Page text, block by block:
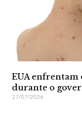
EUA enfrentam
durante o
27/07/2026